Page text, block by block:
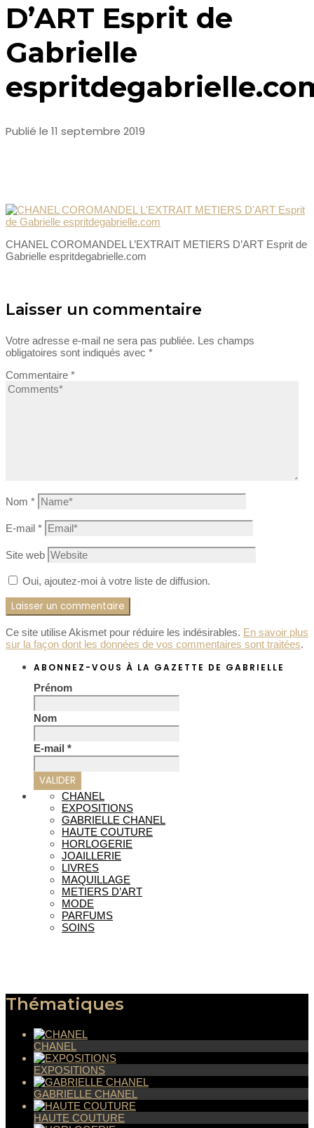
D’ART Esprit de
Gabrielle
Publié le 11 septembre 2019
CHANEL COROMANDEL L’EXTRAIT METIERS D’ART Esprit de
Gabrielle espritdegabrielle.com
Laisser un commentaire
Votre adresse e-mail ne sera pas publiée. Les champs
obligatoires sont indiqués avec *
Commentaire *
Nom *
E-mail *
Site web
Oui, ajoutez-moi à votre liste de diffusion.
Ce site utilise Akismet pour réduire les indésirables. En savoir plus
sur la façon dont les données de vos commentaires sont traitées.
ABONNEZ-VOUS À LA GAZETTE DE GABRIELLE
Prénom
Nom
E-mail *
CHANEL
EXPOSITIONS
GABRIELLE CHANEL
HAUTE COUTURE
HORLOGERIE
JOAILLERIE
LIVRES
MAQUILLAGE
METIERS D’ART
MODE
PARFUMS
SOINS
Thématiques
CHANEL
EXPOSITIONS
GABRIELLE CHANEL
HAUTE COUTURE